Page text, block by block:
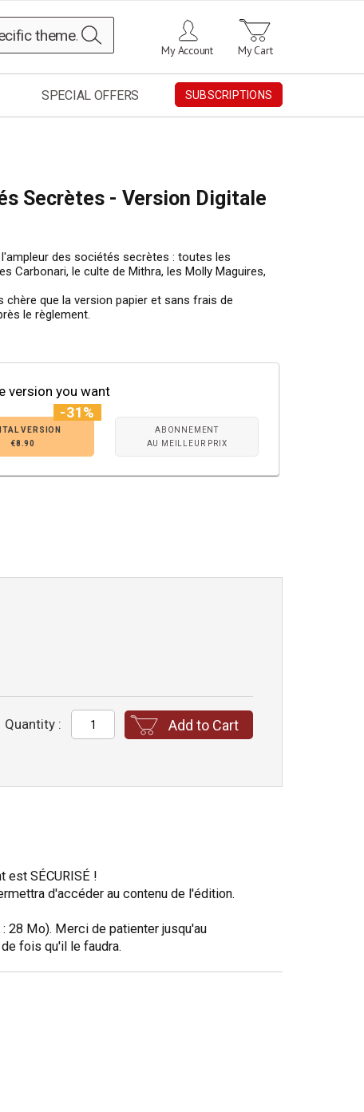
My Cart
My Account
SPECIAL OFFERS SUBSCRIPTIONS
Secrètes - Version Digitale
des sociétés secrètes : toutes les
Carbonari, le culte de Mithra, les Molly Maguires,
que la version papier et sans frais de
le règlement.
version you want
VERSION
€8.90
-31%
ABONNEMENT
AU MEILLEUR PRIX
Quantity : Add to Cart
est SÉCURISÉ !
d'accéder au contenu de l'édition.
28 Mo). Merci de patienter jusqu'au
fois qu'il le faudra.